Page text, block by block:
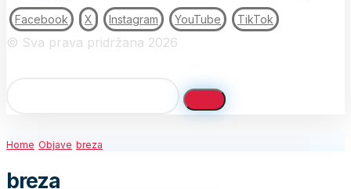
Facebook X Instagram YouTube TikTok
© Sva prava pridržana 2026
Home Objave breza
breza